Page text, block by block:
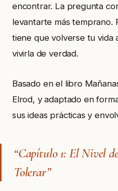
encontrar. La pregunta
levantarte más temprano.
tiene que volverse tu vida
vivirla de verdad.
Basado en el libro
Elrod, y adaptado en
sus ideas prácticas y
“Capítulo 1: El Nivel
Tolerar”